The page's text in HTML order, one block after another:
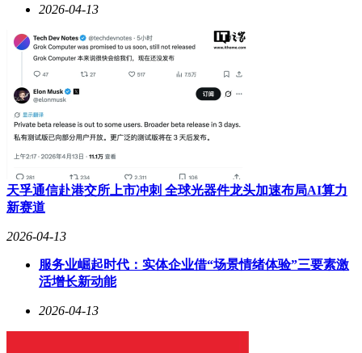
2026-04-13
天孚通信赴港交所上市冲刺 全球光器件龙头加速布局AI算力
新赛道
2026-04-13
服务业崛起时代：实体企业借“场景情绪体验”三要素激
活增长新动能
2026-04-13